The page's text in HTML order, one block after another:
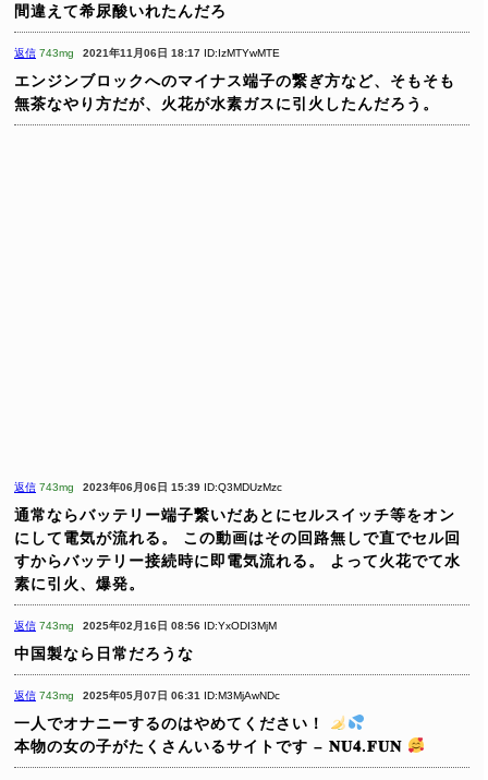
間違えて希尿酸いれたんだろ
返信 743mg 2021年11月06日 18:17 ID:IzMTYwMTE
エンジンブロックへのマイナス端子の繋ぎ方など、そもそも
無茶なやり方だが、火花が水素ガスに引火したんだろう。
返信 743mg 2023年06月06日 15:39 ID:Q3MDUzMzc
通常ならバッテリー端子繋いだあとにセルスイッチ等をオン
にして電気が流れる。
この動画はその回路無しで直でセル回
すからバッテリー接続時に即電気流れる。
よって火花でて水
素に引火、爆発。
返信 743mg 2025年02月16日 08:56 ID:YxODI3MjM
中国製なら日常だろうな
返信 743mg 2025年05月07日 06:31 ID:M3MjAwNDc
一人でオナニーするのはやめてください！
本物の女の子がたくさんいるサイトです – 𝐍𝐔𝟒.𝐅𝐔𝐍